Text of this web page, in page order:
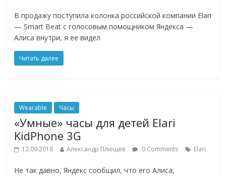
В продажу поступила колонка российской компании Elari
— Smart Beat с голосовым помощником Яндекса —
Алиса внутри, я ее видел
Читать далее
Wearable Часы
«Умные» часы для детей Elari
KidPhone 3G
12.09.2018 Александр Плющев 0 Comments Elari
Не так давно, Яндекс сообщил, что его Алиса,